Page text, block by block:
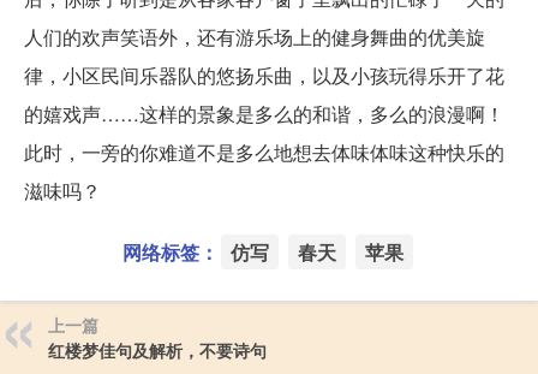
人们的欢声笑语外，还有游乐场上的健身舞曲的优美旋
律，小区民间乐器队的悠扬乐曲，以及小孩玩得乐开了花
的嬉戏声……这样的景象是多么的和谐，多么的浪漫啊！
此时，一旁的你难道不是多么地想去体味体味这种快乐的
滋味吗？
网络标签： 仿写 春天 苹果
上一篇
红楼梦佳句及解析，不要诗句